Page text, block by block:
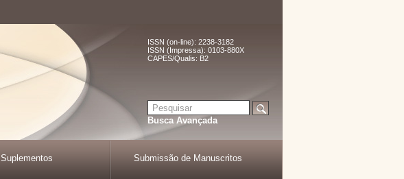
ISSN (on-line): 2238-3182
ISSN (Impressa): 0103-880X
CAPES/Qualis: B2
Busca Avançada
Suplementos Submissão de Manuscritos